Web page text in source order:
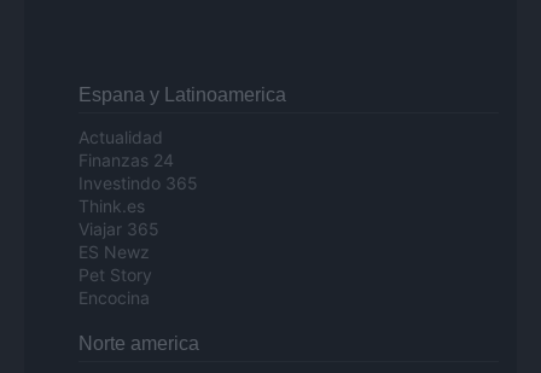
Espana y Latinoamerica
Actualidad
Finanzas 24
Investindo 365
Think.es
Viajar 365
ES Newz
Pet Story
Encocina
Norte america